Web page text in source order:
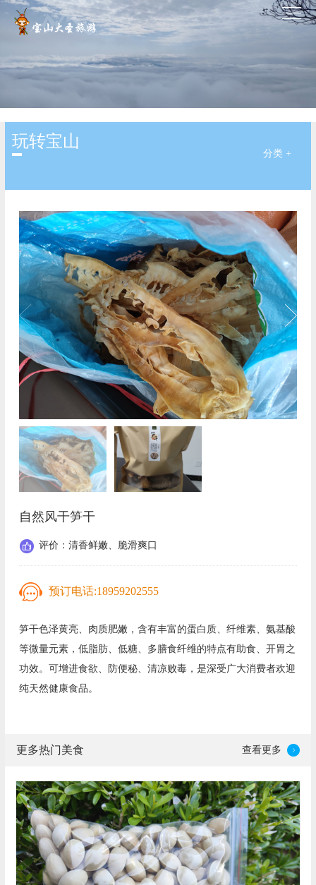
玩转宝山
分类 +
自然风干笋干
评价：清香鲜嫩、脆滑爽口
预订电话:18959202555
笋干色泽黄亮、肉质肥嫩，含有丰富的蛋白质、纤维素、氨基酸
等微量元素，低脂肪、低糖、多膳食纤维的特点有助食、开胃之
功效。可增进食欲、防便秘、清凉败毒，是深受广大消费者欢迎
纯天然健康食品。
更多热门美食 查看更多